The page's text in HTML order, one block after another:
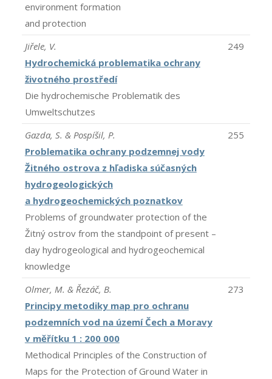
environment formation
and protection
Jiřele, V.
Hydrochemická problematika ochrany
životného prostředí
Die hydrochemische Problematik des
Umweltschutzes
249
Gazda, S. & Pospíšil, P.
Problematika ochrany podzemnej vody
Žitného ostrova z hľadiska súčasných
hydrogeologických
a hydrogeochemických poznatkov
Problems of groundwater protection of the
Žitný ostrov from the standpoint of present –
day hydrogeological and hydrogeochemical
knowledge
255
Olmer, M. & Řezáč, B.
Principy metodiky map pro ochranu
podzemních vod na území Čech a Moravy
v měřítku 1 : 200 000
Methodical Principles of the Construction of
Maps for the Protection of Ground Water in
273